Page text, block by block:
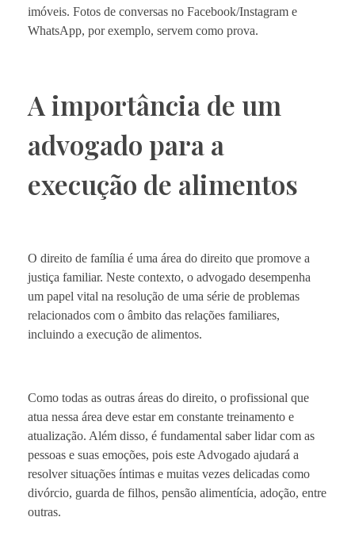
imóveis. Fotos de conversas no Facebook/Instagram e
WhatsApp, por exemplo, servem como prova.
A importância de um
advogado para a
execução de alimentos
O direito de família é uma área do direito que promove a
justiça familiar. Neste contexto, o advogado desempenha
um papel vital na resolução de uma série de problemas
relacionados com o âmbito das relações familiares,
incluindo a execução de alimentos.
Como todas as outras áreas do direito, o profissional que
atua nessa área deve estar em constante treinamento e
atualização. Além disso, é fundamental saber lidar com as
pessoas e suas emoções, pois este Advogado ajudará a
resolver situações íntimas e muitas vezes delicadas como
divórcio, guarda de filhos, pensão alimentícia, adoção, entre
outras.